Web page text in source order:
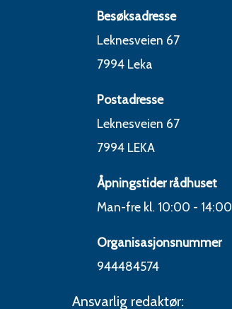
Besøksadresse
Leknesveien 67
7994 Leka
Postadresse
Leknesveien 67
7994 LEKA
Åpningstider rådhuset
Man-fre kl. 10:00 - 14:00
Organisasjonsnummer
944484574
Ansvarlig redaktør: